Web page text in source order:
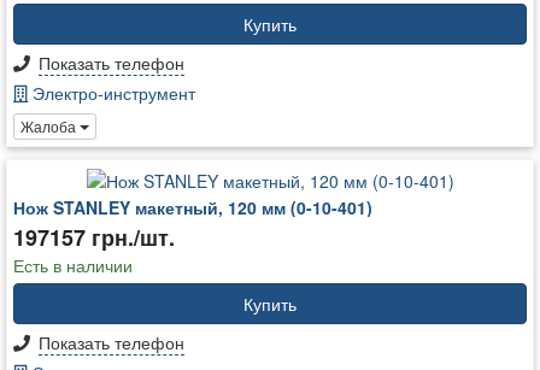
Купить
Показать телефон
Электро-инструмент
Жалоба
Нож STANLEY макетный, 120 мм (0-10-401)
197157 грн./шт.
Есть в наличии
Купить
Показать телефон